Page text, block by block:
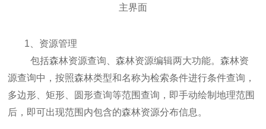
主界面
1、资源管理
包括森林资源查询、森林资源编辑两大功能。森林资
源查询中，按照森林类型和名称为检索条件进行条件查询，
多边形、矩形、圆形查询等范围查询，即手动绘制地理范围
后，即可出现范围内包含的森林资源分布信息。